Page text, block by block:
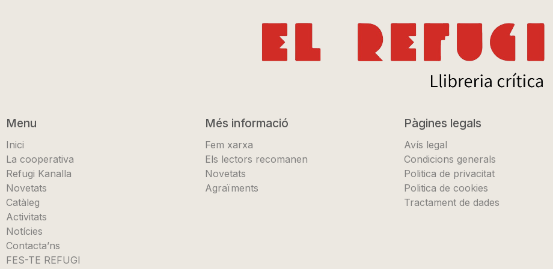
Menu
Inici
La cooperativa
Refugi Kanalla
Novetats
Catàleg
Activitats
Notícies
Contacta’ns
FES-TE REFUGI
Més informació
Fem xarxa
Els lectors recomanen
Novetats
Agraïments
Pàgines legals
Avís legal
Condicions generals
Politica de privacitat
Politica de cookies
Tractament de dades